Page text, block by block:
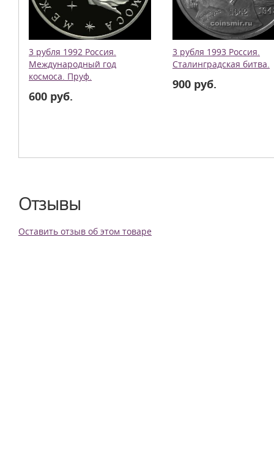
3 рубля 1992 Россия.
Международный год
космоса. Пруф.
600 руб.
3 рубля 1993 Россия.
Сталинградская битва.
900 руб.
Отзывы
Оставить отзыв об этом товаре